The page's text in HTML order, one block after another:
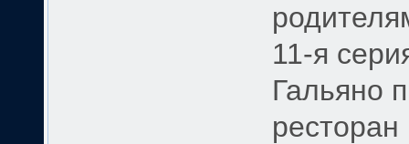
11-я
Гальяно